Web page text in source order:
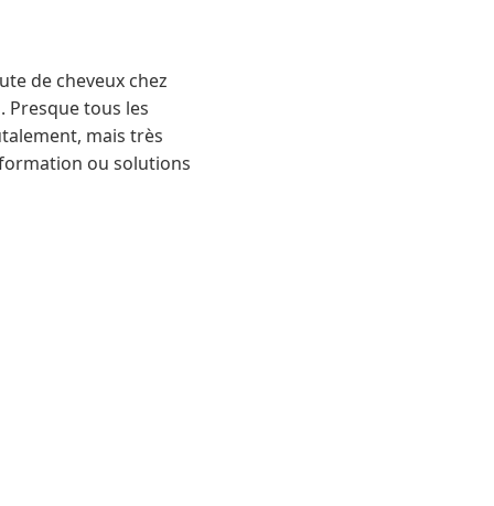
de cheveux chez
Presque tous les
mais très
ou solutions